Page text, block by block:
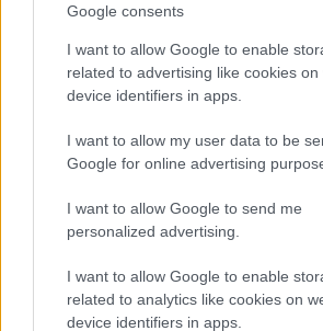
Google consents
I want to allow Google to enable
related to advertising like cookies on
device identifiers in apps.
I want to allow my user data to be
Google for online advertising
I want to allow Google to send me
personalized advertising.
I want to allow Google to enable
related to analytics like cookies on
device identifiers in apps.
Ahoj, szárazföldi patkányok és
kalóznak nemcsak hajóra, de
cimborára is szüksége van, aki a
Tündérkert a balkonon
minivilág készítése
2025. augusztus 01.